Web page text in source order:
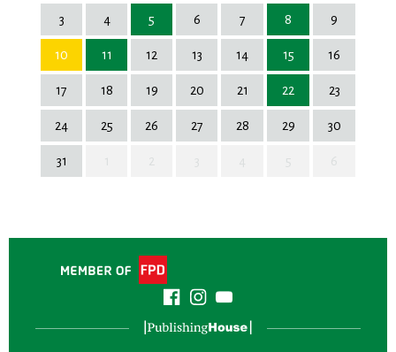
3 4 5 6 7 8 9
10 11 12 13 14 15 16
17 18 19 20 21 22 23
24 25 26 27 28 29 30
31